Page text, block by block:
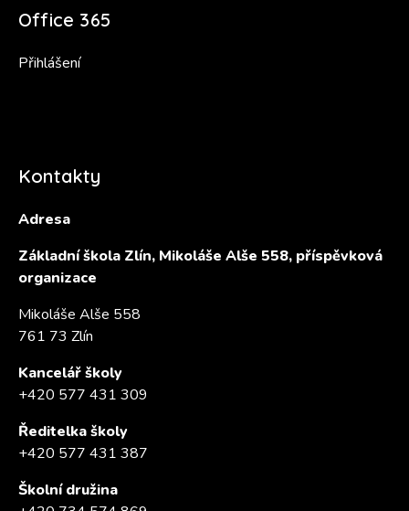
Office 365
Přihlášení
Kontakty
Adresa
Základní škola Zlín, Mikoláše Alše 558, příspěvková
organizace
Mikoláše Alše 558
761 73 Zlín
Kancelář školy
+420 577 431 309
Ředitelka školy
+420 577 431 387
Školní družina